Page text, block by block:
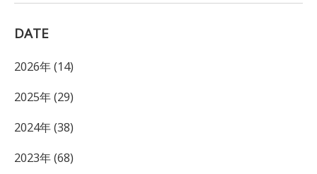
DATE
2026年 (14)
2025年 (29)
2024年 (38)
2023年 (68)